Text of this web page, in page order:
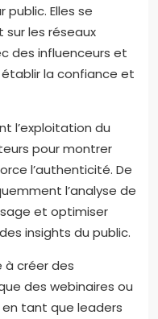
Elles se
les réseaux
des influenceurs et
la confiance et
l’exploitation du
pour montrer
l’authenticité. De
l’analyse de
et optimiser
insights du public.
à créer des
des webinaires ou
tant que leaders